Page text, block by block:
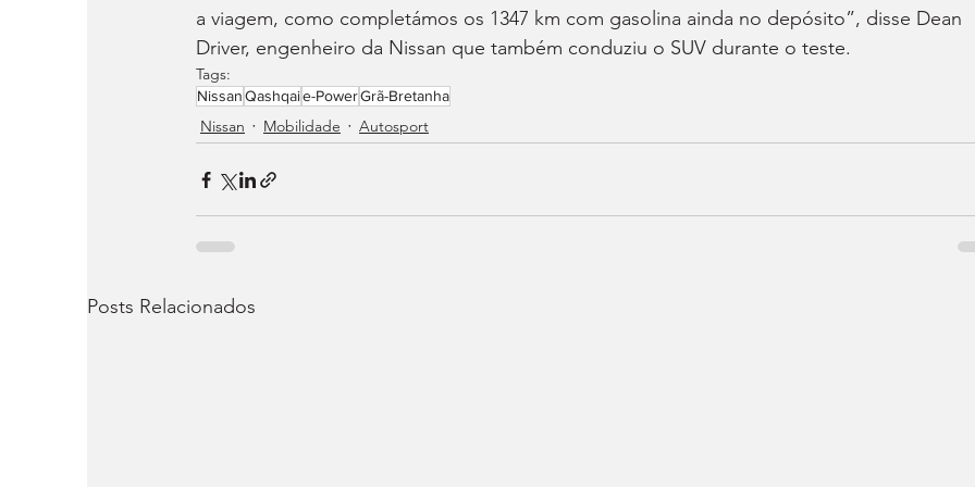
a viagem, como completámos os 1347 km com gasolina ainda no depósito”, disse Dean
Driver, engenheiro da Nissan que também conduziu o SUV durante o teste.
Tags:
NissanQashqaie-PowerGrã-Bretanha
Nissan Mobilidade Autosport
Posts Relacionados